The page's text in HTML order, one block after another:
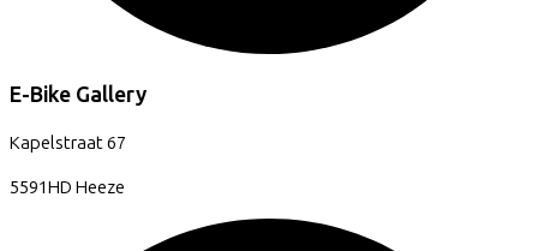
E-Bike Gallery
Kapelstraat67
5591HD Heeze